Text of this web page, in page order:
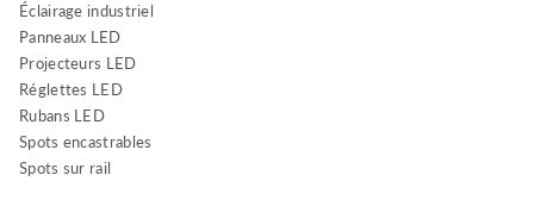
Éclairage industriel
Panneaux LED
Projecteurs LED
Réglettes LED
Rubans LED
Spots encastrables
Spots sur rail